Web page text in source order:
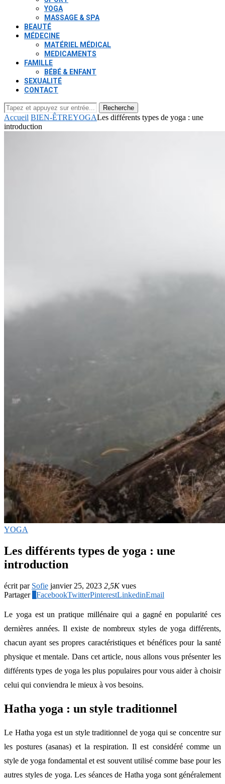
YOGA
MASSAGE & SPA
BEAUTÉ
MÉDECINE
MATÉRIEL MÉDICAL
MEDICAMENTS
FAMILLE
BÉBÉ & ENFANT
SEXUALITÉ
CONTACT
Recherche
Accueil BIEN-ÊTREYOGALes différents types de yoga : une
introduction
YOGA
Les différents types de yoga : une
introduction
écrit par Sofie janvier 25, 2023 2,5Kvues
Partager
FacebookTwitterPinterestLinkedinEmail
Le yoga est un pratique millénaire qui a gagné en popularité ces
dernières années. Il existe de nombreux styles de yoga différents,
chacun ayant ses propres caractéristiques et bénéfices pour la santé
physique et mentale. Dans cet article, nous allons vous présenter les
différents types de yoga les plus populaires pour vous aider à choisir
celui qui conviendra le mieux à vos besoins.
Hatha yoga : un style traditionnel
Le Hatha yoga est un style traditionnel de yoga qui se concentre sur
les postures (asanas) et la respiration. Il est considéré comme un
style de yoga fondamental et est souvent utilisé comme base pour les
autres styles de yoga. Les séances de Hatha yoga sont généralement